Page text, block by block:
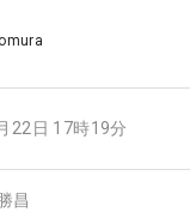
22日 17時19分
昌